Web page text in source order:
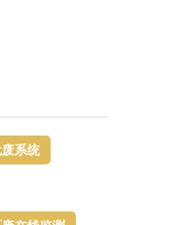
系统